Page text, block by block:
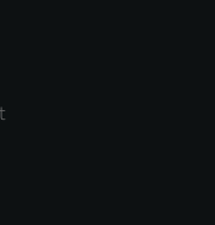
cookie